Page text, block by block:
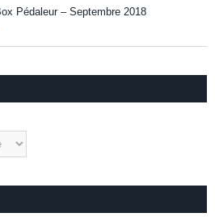
Pédaleur – Septembre 2018